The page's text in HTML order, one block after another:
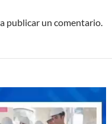
publicar un comentario.